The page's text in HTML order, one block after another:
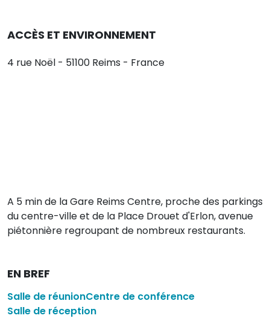
ACCÈS ET ENVIRONNEMENT
4 rue Noël - 51100 Reims - France
A 5 min de la Gare Reims Centre, proche des parkings
du centre-ville et de la Place Drouet d'Erlon, avenue
piétonnière regroupant de nombreux restaurants.
EN BREF
Salle de réunionCentre de conférence
Salle de réception